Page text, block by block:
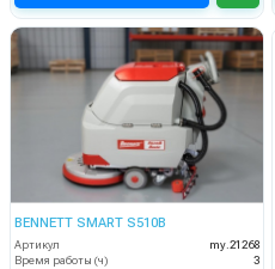
BENNETT SMART S510B
Артикул
my.21268
Время работы (ч)
3